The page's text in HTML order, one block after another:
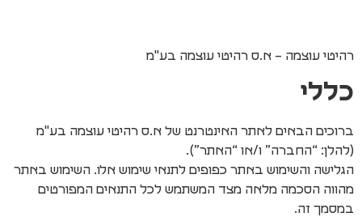
רהיטי עוצמה – א.ס רהיטי עוצמה בע"מ
כללי
ברוכים הבאים לאתר האינטרנט של א.ס רהיטי עוצמה בע"מ
(להלן: “החברה” ו/או “האתר”).
הגלישה והשימוש באתר כפופים לתנאי שימוש אלו. השימוש באתר
מהווה הסכמה מלאה מצד המשתמש לכל התנאים המפורטים
במסמך זה.